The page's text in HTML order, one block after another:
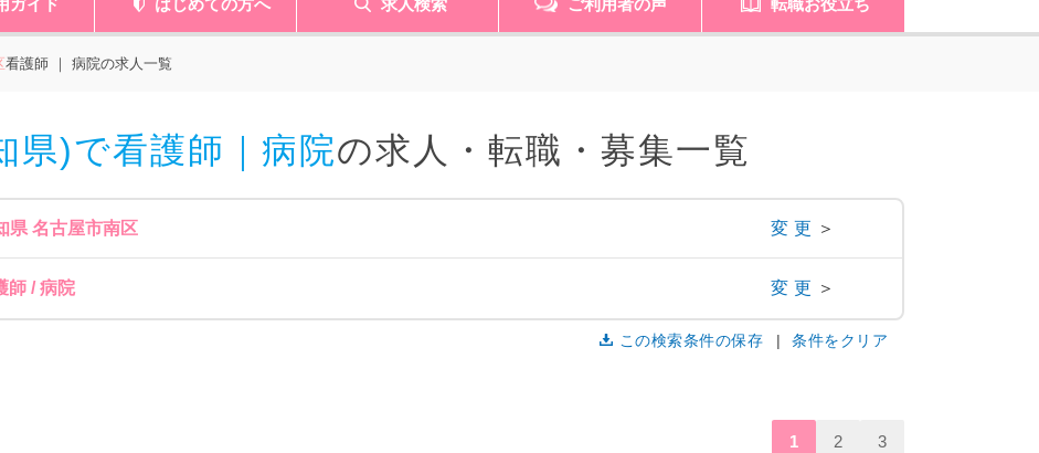
ガイド はじめての方へ 求人検索 ご利用者の声 転職お役立ち
看護師 ｜ 病院の求人一覧
県)で看護師｜病院の求人・転職・募集一覧
県 名古屋市南区 変更 ＞
師 / 病院 変更 ＞
この検索条件の保存 条件をクリア
1 2 3